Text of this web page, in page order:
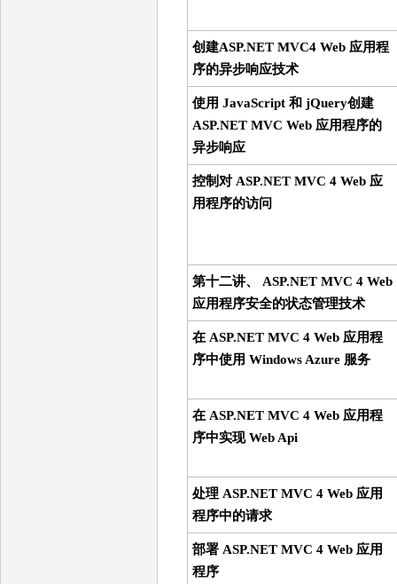
创建ASP.NET MVC4 Web 应用程
序的异步响应技术
使用 JavaScript 和 jQuery创建
ASP.NET MVC Web 应用程序的
异步响应
控制对 ASP.NET MVC 4 Web 应
用程序的访问
第十二讲、 ASP.NET MVC 4 Web
应用程序安全的状态管理技术
在 ASP.NET MVC 4 Web 应用程
序中使用 Windows Azure 服务
在 ASP.NET MVC 4 Web 应用程
序中实现 Web Api
处理 ASP.NET MVC 4 Web 应用
程序中的请求
部署 ASP.NET MVC 4 Web 应用
程序